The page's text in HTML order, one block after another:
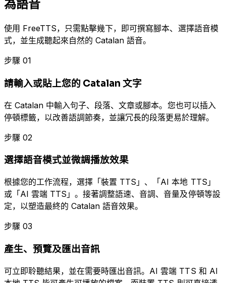
為語音
使用 FreeTTS，只需點擊幾下，即可撰寫腳本、選擇語音模
式，並生成聽起來自然的 Catalan 語音。
步驟 01
請輸入或貼上您的 Catalan 文字
在 Catalan 中輸入句子、段落、文章或腳本。您也可以插入
停頓標籤，以改善語調節奏，並讓冗長的段落更易於理解。
步驟 02
選擇語音模式並微調播放效果
根據您的工作流程，選擇「裝置 TTS」、「AI 本地 TTS」
或「AI 雲端 TTS」。接著調整語速、音調、音量及停頓等設
定，以塑造最終的 Catalan 語音效果。
步驟 03
產生、預覽及匯出音訊
可立即聆聽結果，並在需要時匯出音訊。AI 雲端 TTS 和 AI